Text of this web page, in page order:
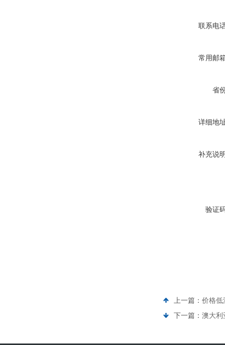
联系电
常用邮
省
详细地
补充说
验证
上一篇： 价格低
下一篇： 澳大利